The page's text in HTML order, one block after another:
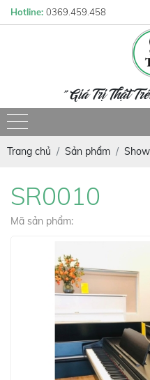
Hotline: 0369.459.458
" Giá Trị Thật
Trang chủ Sản phẩm
SR0010
Mã sản phẩm: